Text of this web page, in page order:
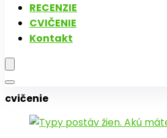
RECENZIE
CVIČENIE
Kontakt
cvičenie